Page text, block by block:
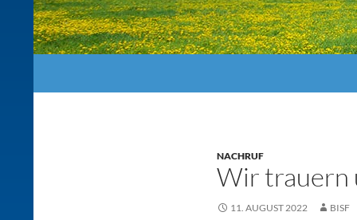
NACHRUF
Wir trauern
11. AUGUST 2022 BISF